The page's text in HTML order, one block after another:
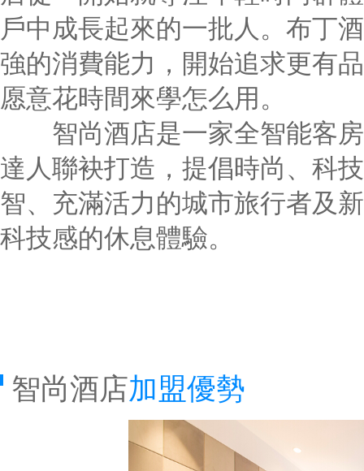
戶中成長起來的一批人。布丁酒
強的消費能力，開始追求更有品
愿意花時間來學怎么用。
智尚酒店是一家全智能客房酒
達人聯袂打造，提倡時尚、科技
智、充滿活力的城市旅行者及
科技感的休息體驗。
智尚酒店加盟優勢